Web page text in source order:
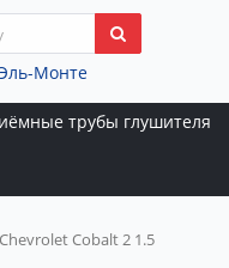
Монте
трубы глушителя
Cobalt 2 1.5